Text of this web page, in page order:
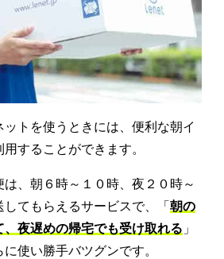
ットを使うときには、便利な朝イ
することができます。
、朝６時～１０時、夜２０時～
してもらえるサービスで、「 朝の
、夜遅めの帰宅でも受け取れる 」
使い勝手バツグンです。